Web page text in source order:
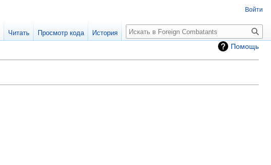
Помощь
Войти
Читать Просмотр кода История